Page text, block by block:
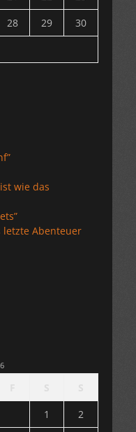
28 29
30
wie das
letzte Abenteuer
1
2